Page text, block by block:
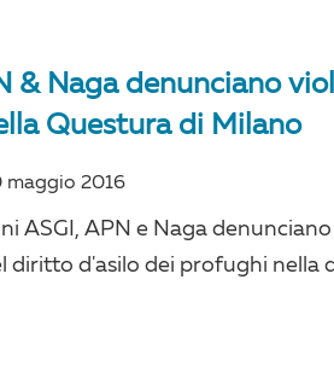
& Naga denunciano
Questura di Milano
maggio 2016
ASGI, APN e Naga
diritto d'asilo dei profughi nella